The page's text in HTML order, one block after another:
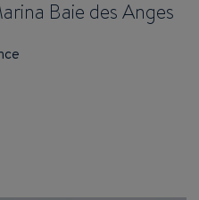
Baie des Anges